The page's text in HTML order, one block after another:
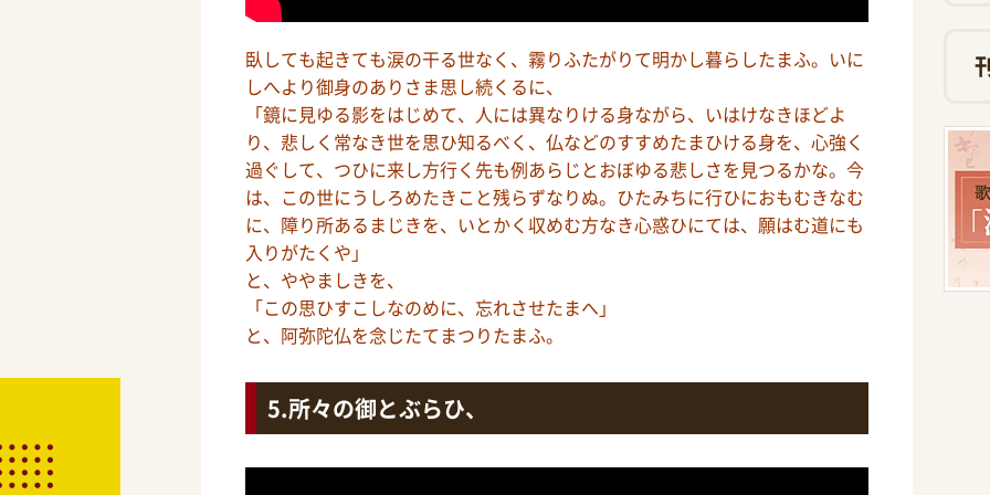
臥しても起きても涙の干る世なく、霧りふたがりて明かし暮らしたまふ。いに
しへより御身のありさま思し続くるに、
「鏡に見ゆる影をはじめて、人には異なりける身ながら、いはけなきほどよ
り、悲しく常なき世を思ひ知るべく、仏などのすすめたまひける身を、心強く
過ぐして、つひに来し方行く先も例あらじとおぼゆる悲しさを見つるかな。今
は、この世にうしろめたきこと残らずなりぬ。ひたみちに行ひにおもむきなむ
に、障り所あるまじきを、いとかく収めむ方なき心惑ひにては、願はむ道にも
入りがたくや」
と、ややましきを、
「この思ひすこしなのめに、忘れさせたまへ」
と、阿弥陀仏を念じたてまつりたまふ。
所々の御とぶらひ、